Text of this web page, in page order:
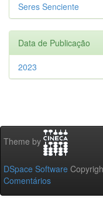
Seres Senciente
Data de Publicação
2023
Theme by
DSpace Software
Comentários